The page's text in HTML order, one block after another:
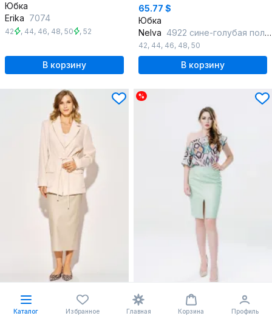
Юбка
Erika 7074
42 , 44, 46, 48, 50 , 52
В корзину
65.77 $
Юбка
Nelva 4922 сине-голубая полоска
42, 44, 46, 48, 50
В корзину
Юбка
Laikony
L-924 серо-бежевый
%
40.82 $
66.26
Каталог Избранное Главная Корзина Профиль